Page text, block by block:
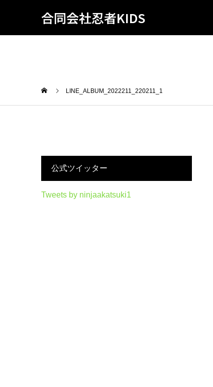
合同会社忍者KIDS
LINE_ALBUM_2022211_220211_1
公式ツイッター
Tweets by ninjaakatsuki1